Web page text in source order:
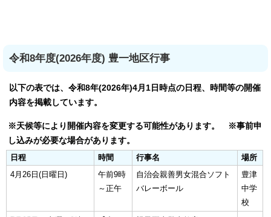
令和8年度(2026年度) 豊一地区行事
以下の表では、令和8年(2026年)4月1日時点の日程、時間等の開催
内容を掲載しています。
※天候等により開催内容を変更する可能性があります。 ※事前申
し込みが必要な場合があります。
日程
時間 行事名
場所
4月26日(日曜日)
午前9時
～正午
自治会親善男女混合ソフト
バレーボール
豊津
中学
校